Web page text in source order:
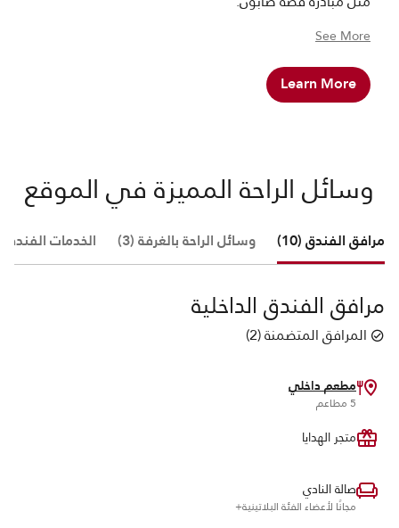
See More
Learn More
وسائل الراحة المميزة في الموقع
مرافق الفندق (10) وسائل الراحة بالغرفة (3) الخدمات
مرافق الفندق الداخلية
المرافق المتضمنة(
2
)
مطعم داخلي
5 مطاعم
متجر الهدايا
صالة النادي
مجانًا لأعضاء الفئة البلاتينية+